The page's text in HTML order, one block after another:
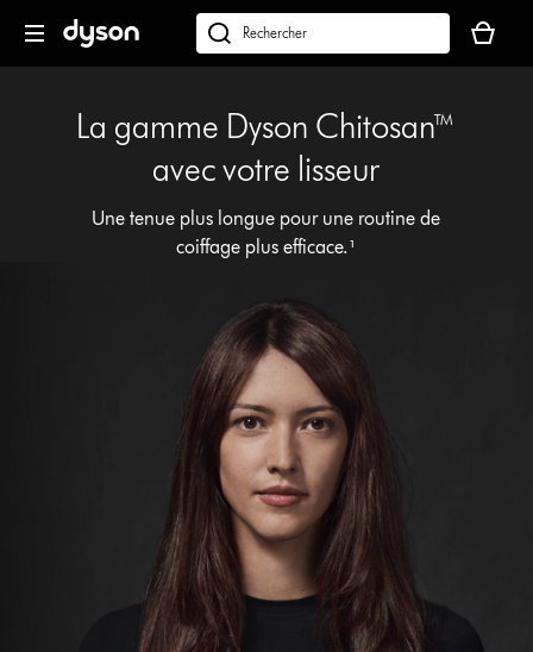
pages
Rechercher
des
panier
est
Afficher
transcription
de
la
vidéo
La gamme Dyson Chitosan™
avec votre lisseur
Une tenue plus longue pour une routine de
coiffage plus efficace.¹